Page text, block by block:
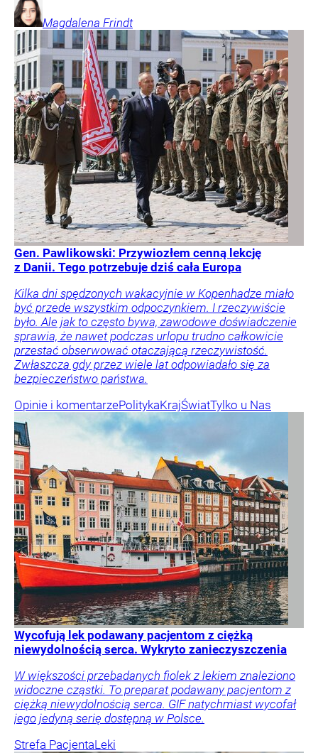
Magdalena Frindt
Gen. Pawlikowski: Przywiozłem cenną lekcję
z Danii. Tego potrzebuje dziś cała Europa
Kilka dni spędzonych wakacyjnie w Kopenhadze miało
być przede wszystkim odpoczynkiem. I rzeczywiście
było. Ale jak to często bywa, zawodowe doświadczenie
sprawia, że nawet podczas urlopu trudno całkowicie
przestać obserwować otaczającą rzeczywistość.
Zwłaszcza gdy przez wiele lat odpowiadało się za
bezpieczeństwo państwa.
Opinie i komentarzePolitykaKrajŚwiatTylko u Nas
Wycofują lek podawany pacjentom z ciężką
niewydolnością serca. Wykryto zanieczyszczenia
W większości przebadanych fiolek z lekiem znaleziono
widoczne cząstki. To preparat podawany pacjentom z
ciężką niewydolnością serca. GIF natychmiast wycofał
jego jedyną serię dostępną w Polsce.
Strefa PacjentaLeki